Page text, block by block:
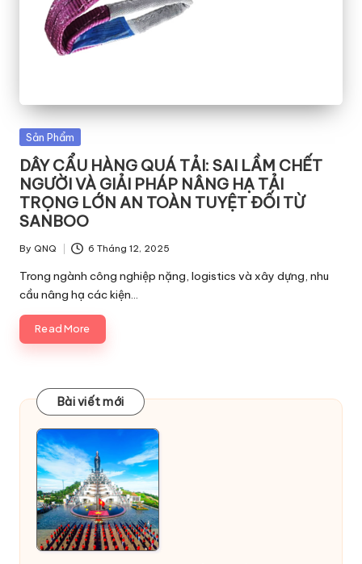
Posted
Sản Phẩm
DÂY CẨU HÀNG QUÁ TẢI: SAI LẦM CHẾT
NGƯỜI VÀ GIẢI PHÁP NÂNG HẠ TẢI
TRỌNG LỚN AN TOÀN TUYỆT ĐỐI TỪ
SANBOO
Posted
by
By QNQ 6 Tháng 12, 2025
Trong ngành công nghiệp nặng, logistics và xây dựng, nhu
cầu nâng hạ các kiện…
Read More
Bài viết mới